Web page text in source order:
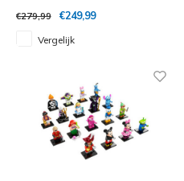
€279,99
€249,99
Vergelijk